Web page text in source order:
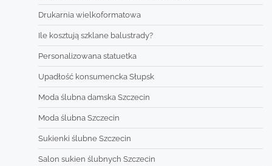
Drukarnia wielkoformatowa
Ile kosztują szklane balustrady?
Personalizowana statuetka
Upadłość konsumencka Słupsk
Moda ślubna damska Szczecin
Moda ślubna Szczecin
Sukienki ślubne Szczecin
Salon sukien ślubnych Szczecin